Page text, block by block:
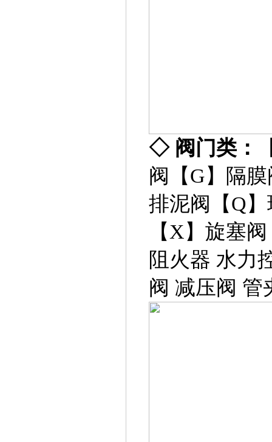
◇ 阀门类：
阀
【G】
隔
排泥阀
【Q】
【X】 旋塞阀
阻火器 水力
阀 减压阀 管